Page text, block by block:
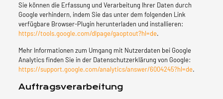
Sie können die Erfassung und Verarbeitung Ihrer Daten durch
Google verhindern, indem Sie das unter dem folgenden Link
verfügbare Browser-Plugin herunterladen und installieren:
https://tools.google.com/dlpage/gaoptout?hl=de.
Mehr Informationen zum Umgang mit Nutzerdaten bei Google
Analytics finden Sie in der Datenschutzerklärung von Google:
https://support.google.com/analytics/answer/6004245?hl=de.
Auftragsverarbeitung